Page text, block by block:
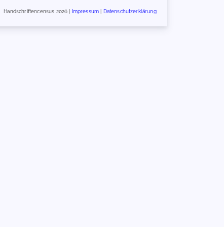
Handschriftencensus 2026 | Impressum Datenschutzerklärung